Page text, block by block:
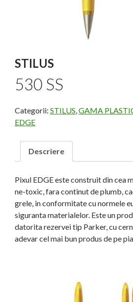
STILUS
530 SS
Categorii: STILUS GAMA
EDGE
Descriere
Pixul EDGE este construit din cea
ne-toxic, fara continut de plumb,
grele, in conformitate cu normele
siguranta materialelor. Este un
datorita rezervei tip Parker, cu
adevar cel mai bun produs de pe